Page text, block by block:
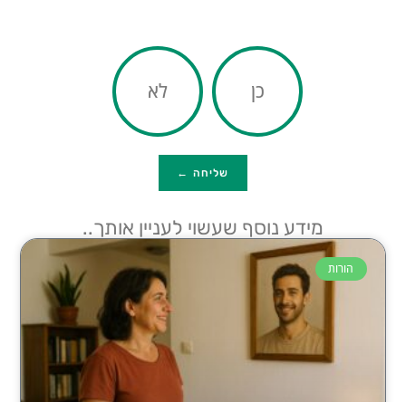
כן לא
שליחה ←
מידע נוסף שעשוי לעניין אותך..
הורות